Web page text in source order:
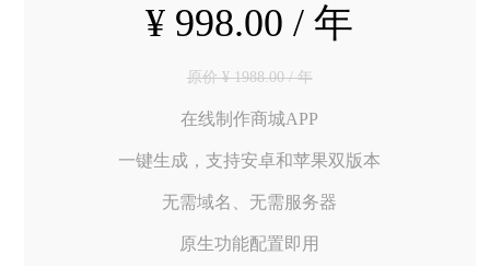
¥ 998.00 / 年
原价 ¥ 1988.00 / 年
在线制作商城APP
一键生成，支持安卓和苹果双版本
无需域名、无需服务器
原生功能配置即用